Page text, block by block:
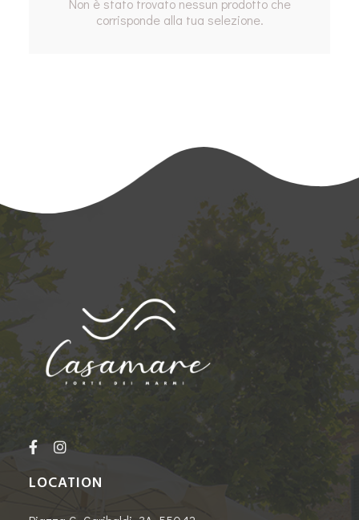
Non è stato trovato nessun prodotto che
corrisponde alla tua selezione.
LOCATION